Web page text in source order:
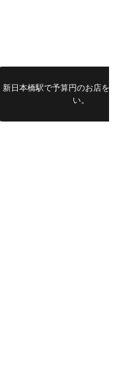
新日本橋駅で予算円のお店を
い。